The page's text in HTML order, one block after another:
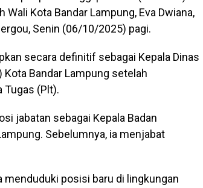
Kota Bandar Lampung, Eva Dwiana,
Senin (06/10/2025) pagi.
secara definitif sebagai Kepala Dinas
Bandar Lampung setelah
Tugas (Plt).
jabatan sebagai Kepala Badan
Sebelumnya, ia menjabat
menduduki posisi baru di lingkungan